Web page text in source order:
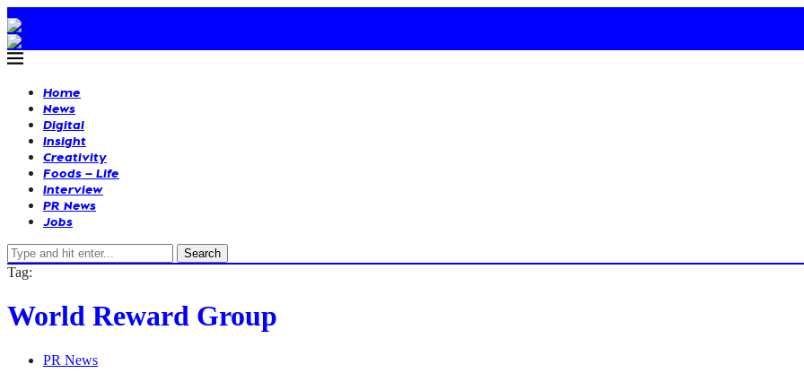
Home
News
Digital
Insight
Creativity
Foods – Life
Interview
PR News
Jobs
Search
Tag:
World Reward Group
PR News